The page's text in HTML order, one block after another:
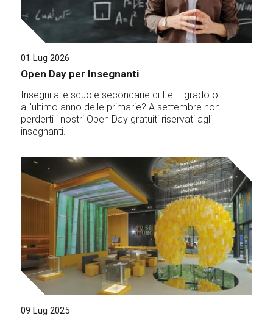
01 Lug 2026
Open Day per Insegnanti
Insegni alle scuole secondarie di I e II grado o
all'ultimo anno delle primarie? A settembre non
perderti i nostri Open Day gratuiti riservati agli
insegnanti.
09 Lug 2025